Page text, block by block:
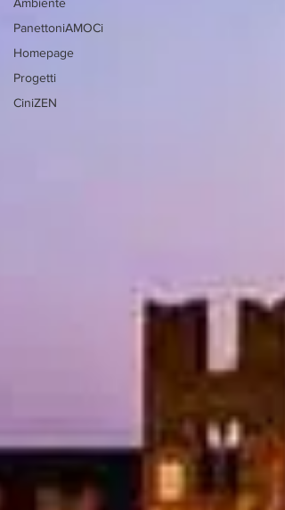
PanettoniAMOCi
Homepage
Progetti
CiniZEN